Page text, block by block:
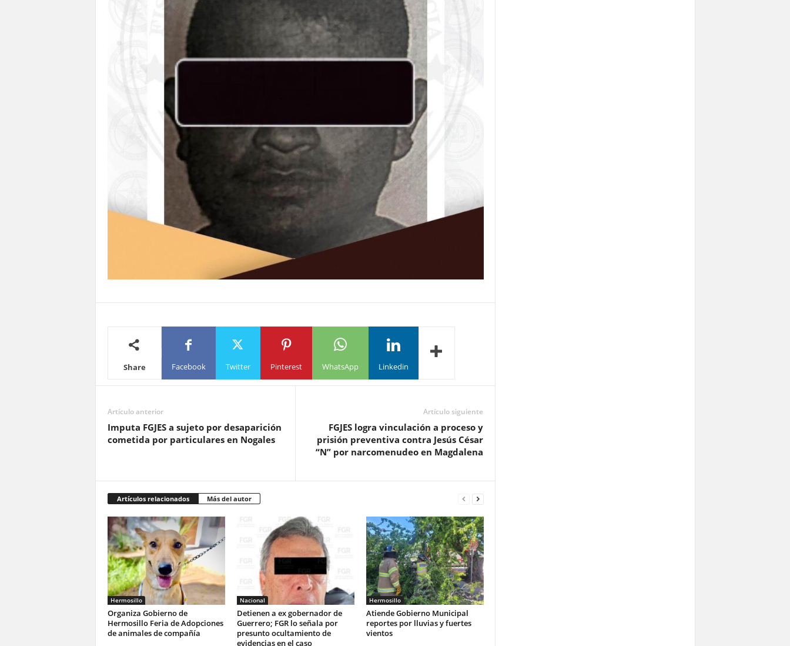
Share Facebook Twitter Pinterest WhatsApp Linkedin
Artículo anterior
Imputa FGJES a sujeto por desaparición
cometida por particulares en Nogales
Artículo siguiente
FGJES logra vinculación a proceso y
prisión preventiva contra Jesús César
“N” por narcomenudeo en Magdalena
Artículos relacionados Más del autor
Hermosillo
Organiza Gobierno de
Hermosillo Feria de Adopciones
de animales de compañía
Nacional
Detienen a ex gobernador de
Guerrero; FGR lo señala por
presunto ocultamiento de
evidencias en el caso
Hermosillo
Atiende Gobierno Municipal
reportes por lluvias y fuertes
vientos